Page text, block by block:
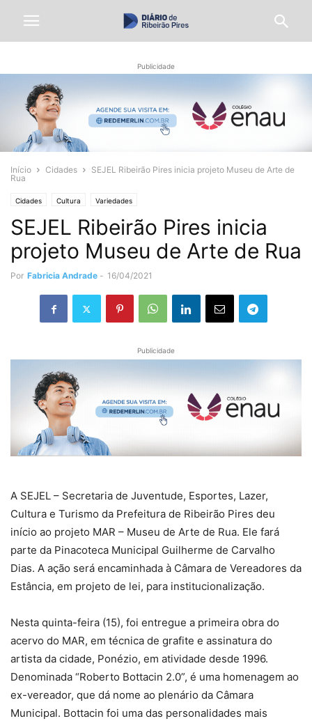
Publicidade
Início Cidades
SEJEL Ribeirão Pires inicia projeto Museu de Arte de
Rua
Cidades Cultura Variedades
SEJEL Ribeirão Pires inicia
projeto Museu de Arte de Rua
Por Fabricia Andrade - 16/04/2021
Publicidade
A SEJEL – Secretaria de Juventude, Esportes, Lazer,
Cultura e Turismo da Prefeitura de Ribeirão Pires deu
início ao projeto MAR – Museu de Arte de Rua. Ele fará
parte da Pinacoteca Municipal Guilherme de Carvalho
Dias. A ação será encaminhada à Câmara de Vereadores da
Estância, em projeto de lei, para institucionalização.
Nesta quinta-feira (15), foi entregue a primeira obra do
acervo do MAR, em técnica de grafite e assinatura do
artista da cidade, Ponézio, em atividade desde 1996.
Denominada “Roberto Bottacin 2.0”, é uma homenagem ao
ex-vereador, que dá nome ao plenário da Câmara
Municipal. Bottacin foi uma das personalidades mais